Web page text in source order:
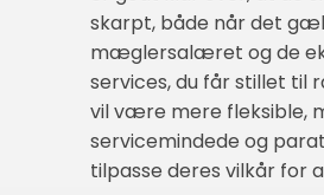
skarpt, både når det
mæglersalæret og de
services, du får stillet til
vil være mere fleksible,
servicemindede og
tilpasse deres vilkår for